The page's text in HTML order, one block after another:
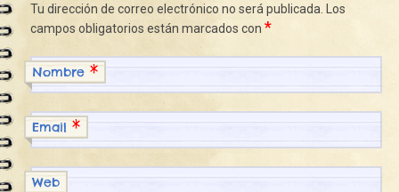
Tu dirección de correo electrónico no será publicada.
Los
campos obligatorios están marcados con*
Nombre*
Email*
Web